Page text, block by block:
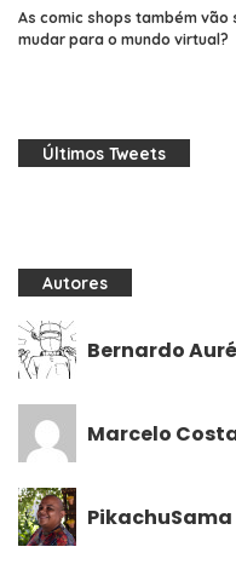
As comic shops também vão
mudar para o mundo virtual?
Últimos Tweets
Autores
Bernardo
Marcelo
PikachuSama